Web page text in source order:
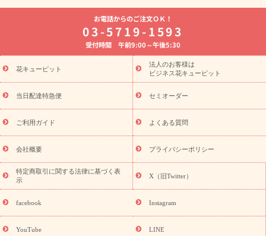
よく贈られる花
お祝いの花特集
誕生日フラワーギフト特集
8月の誕生花(トルコキキョウ)
開店・開業祝い
お供え・お悔やみ お供え・お悔やみの花
通夜・葬儀に贈る花 胡蝶蘭・花鉢
ーブドフラワー
季節のイベント
ひまわり ギフト・プレゼント
特集
お盆 花（新盆・初盆） 季節のイベント
お盆 花（新
盆・初盆）
お盆 花（新盆・初盆）
お盆・お供え 花とセットギ
フト
お盆・お供え プリザーブドフラワー
ひまわり ギフト・プ
レゼント特集
夏の花贈り・お中元・暑中見舞い 花のギフト特集
敬老の日におくる花ギフト・プレゼント特集
花ギフト・プレゼント特集
敬老の日 花のおすすめランキング
敬
老の日 花鉢植えのギフト・プレゼント特集
敬老の日 花とセットギ
フト・プレゼント特集
敬老の日の花 全てのギフト一覧
キャン
ペーン
映画『ウォーターガーディアンズ』コラボキャンペーン
「きょう誕生日なんです」キャンペーン
誕生日の花を探す
誕生日フラワーギフト 誕生日フラワーギフト特集
(トルコキキョウ)
9月の誕生花(リンドウ)
お電話からのご注文ＯＫ！
03-5719-1593
受付時間 午前9:00～午後5:30
花キューピット
法人のお客様は
ビジネス花キューピット
当日配達特急便 セミオーダー
ご利用ガイド よくある質問
会社概要 プライバシーポリシー
特定商取引に関する法律に基づく表
示
X（旧Twitter）
facebook Instagram
YouTube LINE